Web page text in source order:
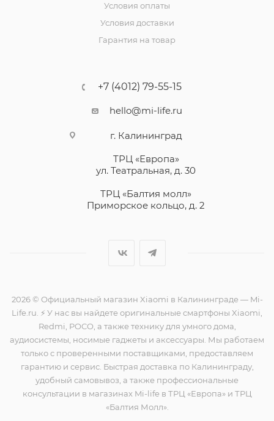
Условия оплаты
Условия доставки
Гарантия на товар
+7 (4012) 79-55-15
hello@mi-life.ru
г. Калининград
ТРЦ «Европа»
ул. Театральная, д. 30
ТРЦ «Балтия молл»
Приморское кольцо, д. 2
2026 © Официальный магазин Xiaomi в Калининграде — Mi-
Life.ru. ⚡ У нас вы найдете оригинальные смартфоны Xiaomi,
Redmi, POCO, а также технику для умного дома,
аудиосистемы, носимые гаджеты и аксессуары. Мы работаем
только с проверенными поставщиками, предоставляем
гарантию и сервис. Быстрая доставка по Калининграду,
удобный самовывоз, а также профессиональные
консультации в магазинах Mi-life в ТРЦ «Европа» и ТРЦ
«Балтия Молл».